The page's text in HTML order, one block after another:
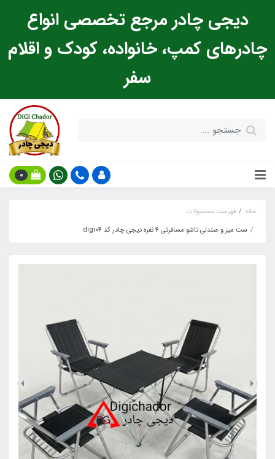
دیجی چادر مرجع تخصصی انواع
چادرهای کمپ، خانواده، کودک و اقلام
سفر
0
خانه
فهرست محصولات
ست میز و صندلی تاشو مسافرتی ۴ نفره دیجی چادر کد digi0۴